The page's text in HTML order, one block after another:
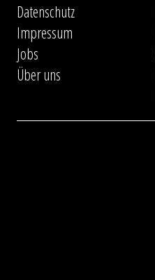
Datenschutz
Impressum
Jobs
Über uns